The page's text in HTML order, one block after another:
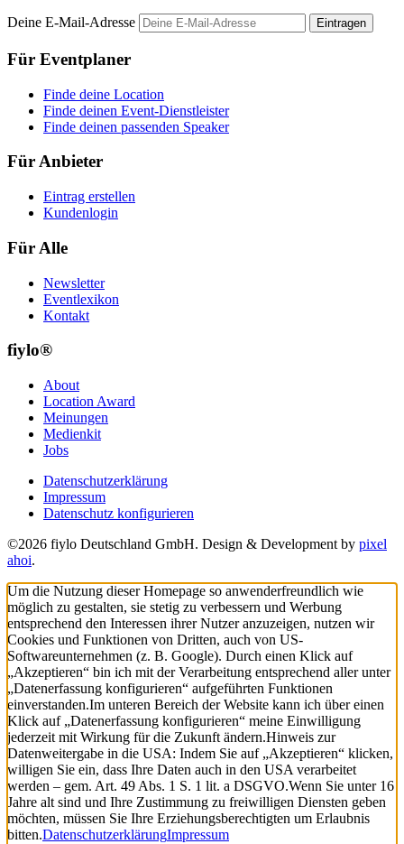
Deine E-Mail-Adresse Eintragen
Für Eventplaner
Finde deine Location
Finde deinen Event-Dienstleister
Finde deinen passenden Speaker
Für Anbieter
Eintrag erstellen
Kundenlogin
Für Alle
Newsletter
Eventlexikon
Kontakt
fiylo®
About
Location Award
Meinungen
Medienkit
Jobs
Datenschutzerklärung
Impressum
Datenschutz konfigurieren
©2026 fiylo Deutschland GmbH. Design & Development by pixel
ahoi.
Um die Nutzung dieser Homepage so anwenderfreundlich wie
möglich zu gestalten, sie stetig zu verbessern und Werbung
entsprechend den Interessen ihrer Nutzer anzuzeigen, nutzen wir
Cookies und Funktionen von Dritten, auch von US-
Softwareunternehmen (z. B. Google). Durch einen Klick auf
„Akzeptieren“ bin ich mit der Verarbeitung entsprechend aller unter
„Datenerfassung konfigurieren“ aufgeführten Funktionen
einverstanden.Im unteren Bereich der Website kann ich über einen
Klick auf „Datenerfassung konfigurieren“ meine Einwilligung
jederzeit mit Wirkung für die Zukunft ändern.Hinweis zur
Datenweitergabe in die USA: Indem Sie auf „Akzeptieren“ klicken,
willigen Sie ein, dass Ihre Daten auch in den USA verarbeitet
werden – gem. Art. 49 Abs. 1 S. 1 lit. a DSGVO.Wenn Sie unter 16
Jahre alt sind und Ihre Zustimmung zu freiwilligen Diensten geben
möchten, müssen Sie Ihre Erziehungsberechtigten um Erlaubnis
bitten.DatenschutzerklärungImpressum